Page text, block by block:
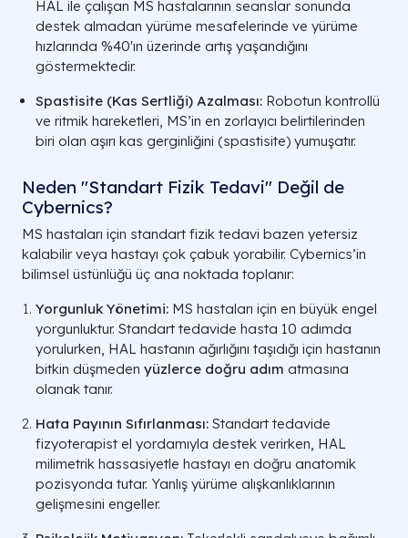
MS Türü
Klinik Tanımı
(Ataklarla Seyreden) dönemleri ve ardından gelen tam
dönemleri.
SPMS
(İkincil İlerleyici)
RRMS tanısı almış hastalarda,
zamanla atakların azaldığı ancak
fonksiyonel kaybın (engelliliğin)
kademeli arttığı evre.
PPMS
(Birincil İlerleyici)
Hastalığın en başından itibaren
belirgin ataklar olmadan, yavaş
ve sürekli bir kötüleşme hali.
HAL ile çalışan MS hastalarının seanslar sonunda
destek almadan yürüme mesafelerinde ve yürüme
hızlarında %40'ın üzerinde artış yaşandığını
göstermektedir.
Spastisite (Kas Sertliği) Azalması: Robotun kontrollü
ve ritmik hareketleri, MS’in en zorlayıcı belirtilerinden
biri olan aşırı kas gerginliğini (spastisite) yumuşatır.
Neden "Standart Fizik Tedavi" Değil de
Cybernics?
MS hastaları için standart fizik tedavi bazen yetersiz
kalabilir veya hastayı çok çabuk yorabilir. Cybernics’in
bilimsel üstünlüğü üç ana noktada toplanır:
Yorgunluk Yönetimi: MS hastaları için en büyük engel
yorgunluktur. Standart tedavide hasta 10 adımda
yorulurken, HAL hastanın ağırlığını taşıdığı için hastanın
bitkin düşmeden yüzlerce doğru adım atmasına
olanak tanır.
Hata Payının Sıfırlanması: Standart tedavide
fizyoterapist el yordamıyla destek verirken, HAL
milimetrik hassasiyetle hastayı en doğru anatomik
pozisyonda tutar. Yanlış yürüme alışkanlıklarının
gelişmesini engeller.